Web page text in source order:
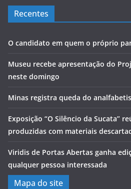
Recentes
O candidato em quem o próprio
Museu recebe apresentação do
neste domingo
Minas registra queda do
Exposição “O Silêncio da Sucata”
produzidas com materiais
Viridis de Portas Abertas ganha
qualquer pessoa interessada
Mapa do site